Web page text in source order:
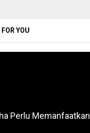
YOU
Perlu Memanfaatkan